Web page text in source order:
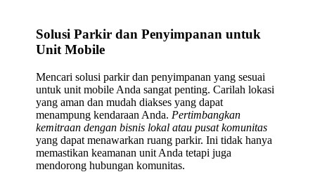
Solusi Parkir dan Penyimpanan untuk
Unit Mobile
Mencari solusi parkir dan penyimpanan yang sesuai
untuk unit mobile Anda sangat penting. Carilah lokasi
yang aman dan mudah diakses yang dapat
menampung kendaraan Anda. Pertimbangkan
kemitraan dengan bisnis lokal atau pusat komunitas
yang dapat menawarkan ruang parkir. Ini tidak hanya
memastikan keamanan unit Anda tetapi juga
mendorong hubungan komunitas.